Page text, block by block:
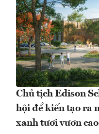
Chủ tịch Edison
hội để kiến tạo ra
xanh tươi vươn